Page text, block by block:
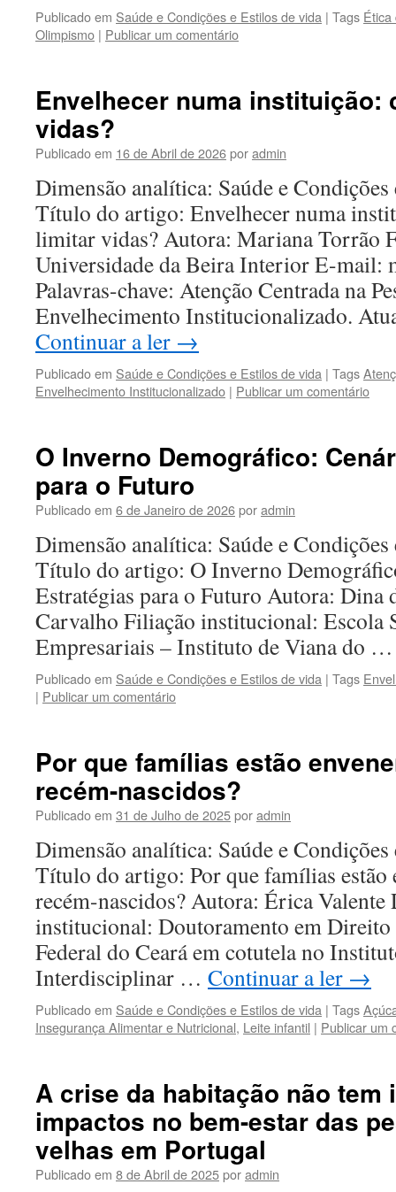
Publicado em Saúde e Condições e Estilos de vida | Tags Ética
Olimpismo | Publicar um comentário
Envelhecer numa instituição:
vidas?
Publicado em 16 de Abril de 2026poradmin
Dimensão analítica: Saúde e
Título do artigo: Envelhecer numa
limitar vidas? Autora: Mariana Torrão
Universidade da Beira Interior E-mail:
Palavras-chave: Atenção Centrada na
Envelhecimento Institucionalizado.
Continuar a ler →
Publicado em Saúde e Condições e Estilos de vida | Tags
Envelhecimento Institucionalizado | Publicar um comentário
O Inverno Demográfico:
para o Futuro
Publicado em 6 de Janeiro de 2026poradmin
Dimensão analítica: Saúde e
Título do artigo: O Inverno
Estratégias para o Futuro Autora: Dina
Carvalho Filiação institucional: Escola
Empresariais – Instituto de Viana do
Publicado em Saúde e Condições e Estilos de vida | Tags
| Publicar um comentário
Por que famílias estão
recém-nascidos?
Publicado em 31 de Julho de 2025poradmin
Dimensão analítica: Saúde e
Título do artigo: Por que famílias estão
recém-nascidos? Autora: Érica Valente
institucional: Doutoramento em Direito
Federal do Ceará em cotutela no
Interdisciplinar … Continuar a ler →
Publicado em Saúde e Condições e Estilos de vida | Tags
Insegurança Alimentar e Nutricional, Leite infantil | Publicar um
A crise da habitação não tem
impactos no bem-estar das
velhas em Portugal
Publicado em 8 de Abril de 2025poradmin